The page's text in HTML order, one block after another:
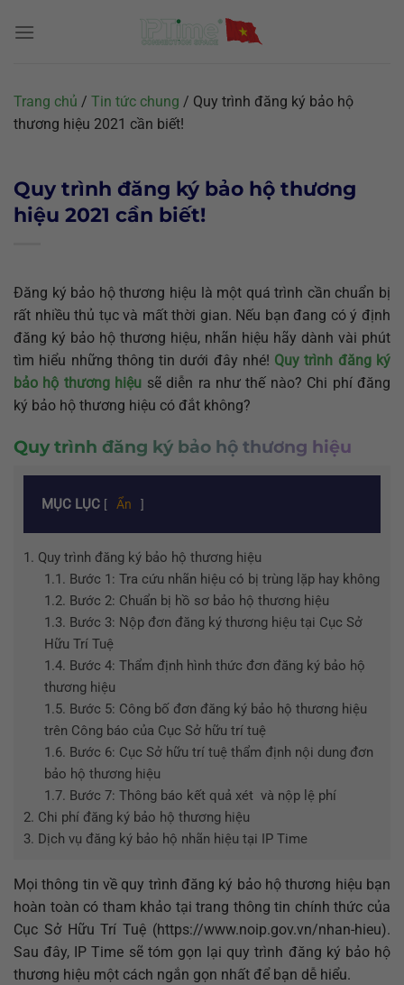
đến
Trang chủ / Tin tức chung / Quy trình đăng ký bảo hộ
thương hiệu 2021 cần biết!
Quy trình đăng ký bảo hộ thương
hiệu 2021 cần biết!
Đăng ký bảo hộ thương hiệu là một quá trình cần chuẩn bị
rất nhiều thủ tục và mất thời gian. Nếu bạn đang có ý định
đăng ký bảo hộ thương hiệu, nhãn hiệu hãy dành vài phút
tìm hiểu những thông tin dưới đây nhé! Quy trình đăng ký
bảo hộ thương hiệu sẽ diễn ra như thế nào? Chi phí đăng
ký bảo hộ thương hiệu có đắt không?
Quy trình đăng ký bảo hộ thương hiệu
MỤC LỤC [ Ẩn ]
1. Quy trình đăng ký bảo hộ thương hiệu
1.1. Bước 1: Tra cứu nhãn hiệu có bị trùng lặp hay không
1.2. Bước 2: Chuẩn bị hồ sơ bảo hộ thương hiệu
1.3. Bước 3: Nộp đơn đăng ký thương hiệu tại Cục Sở
Hữu Trí Tuệ
1.4. Bước 4: Thẩm định hình thức đơn đăng ký bảo hộ
thương hiệu
1.5. Bước 5: Công bố đơn đăng ký bảo hộ thương hiệu
trên Công báo của Cục Sở hữu trí tuệ
1.6. Bước 6: Cục Sở hữu trí tuệ thẩm định nội dung đơn
bảo hộ thương hiệu
1.7. Bước 7: Thông báo kết quả xét và nộp lệ phí
2. Chi phí đăng ký bảo hộ thương hiệu
3. Dịch vụ đăng ký bảo hộ nhãn hiệu tại IP Time
Mọi thông tin về quy trình đăng ký bảo hộ thương hiệu bạn
hoàn toàn có tham khảo tại trang thông tin chính thức của
Cục Sở Hữu Trí Tuệ (https://www.noip.gov.vn/nhan-hieu).
Sau đây, IP Time sẽ tóm gọn lại quy trình đăng ký bảo hộ
thương hiệu một cách ngắn gọn nhất để bạn dễ hiểu.